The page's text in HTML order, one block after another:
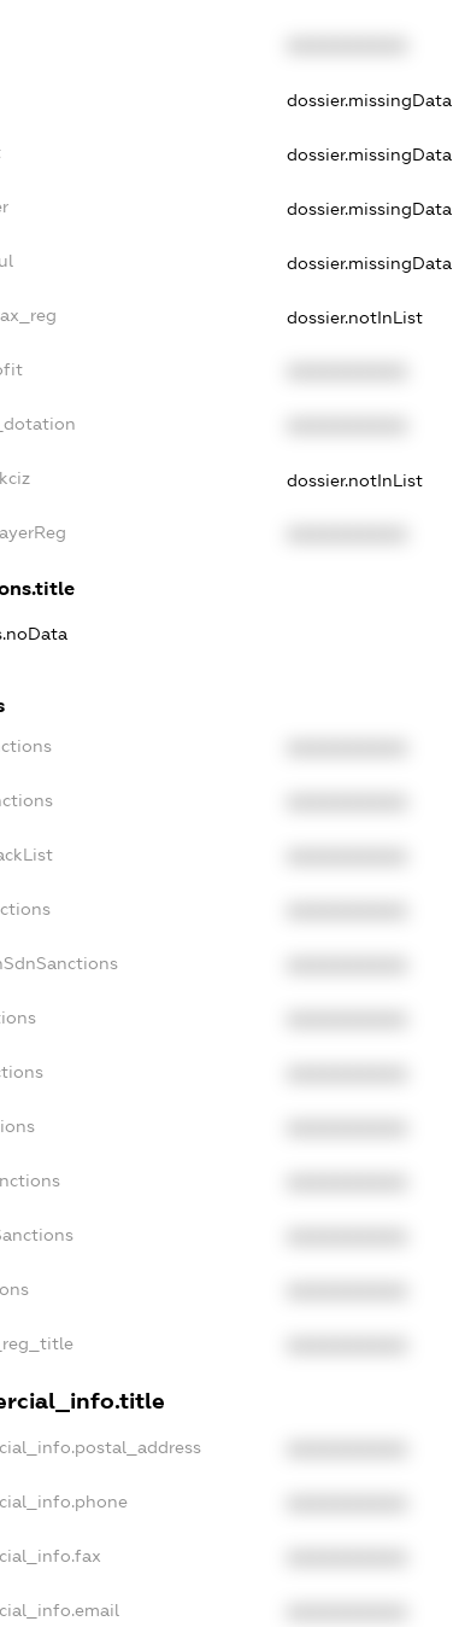
dossier.missingData
dossier.missingData
dossier.missingData
dossier.missingData
dossier.notInList
dossier.notInList